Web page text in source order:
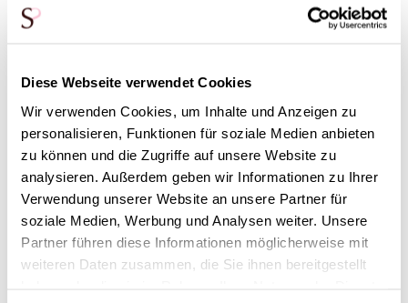
Diese Webseite verwendet Cookies
Wir verwenden Cookies, um Inhalte und Anzeigen zu
personalisieren, Funktionen für soziale Medien anbieten
zu können und die Zugriffe auf unsere Website zu
analysieren. Außerdem geben wir Informationen zu Ihrer
Verwendung unserer Website an unsere Partner für
soziale Medien, Werbung und Analysen weiter. Unsere
Partner führen diese Informationen möglicherweise mit
weiteren Daten zusammen, die Sie ihnen bereitgestellt
den Empfänger besonders praktisch. Der Empfänger muss
dann nicht nach einer passenden Vase für den Strauß suchen.
anderen Produkt (Rosensträußen) bestellt werden.)
Diese Produkte könnten dich auch
interessieren